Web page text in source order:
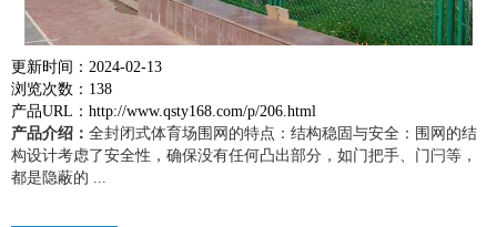
更新时间：2024-02-13
浏览次数：138
产品URL：http://www.qsty168.com/p/206.html
产品介绍： 全封闭式体育场围网的特点：结构稳固与安全：围网的结
构设计考虑了安全性，确保没有任何凸出部分，如门把手、门闩等，
都是隐蔽的 ...